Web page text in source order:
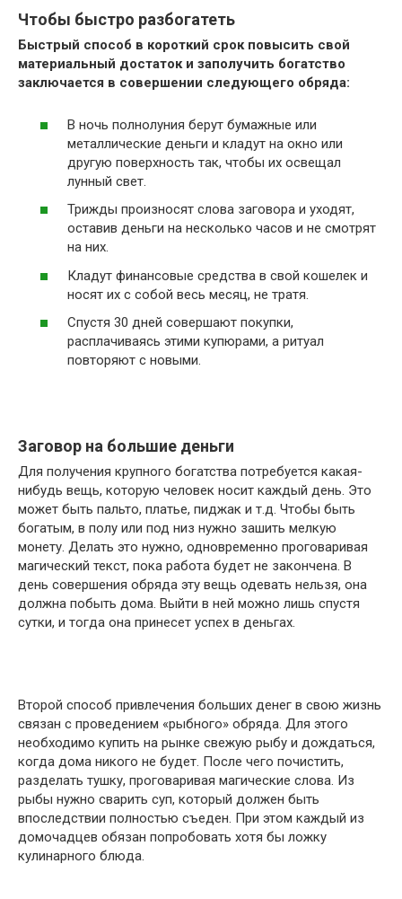
Чтобы быстро разбогатеть
Быстрый способ в короткий срок повысить свой
материальный достаток и заполучить богатство
заключается в совершении следующего обряда:
В ночь полнолуния берут бумажные или
металлические деньги и кладут на окно или
другую поверхность так, чтобы их освещал
лунный свет.
Трижды произносят слова заговора и уходят,
оставив деньги на несколько часов и не смотрят
на них.
Кладут финансовые средства в свой кошелек и
носят их с собой весь месяц, не тратя.
Спустя 30 дней совершают покупки,
расплачиваясь этими купюрами, а ритуал
повторяют с новыми.
Заговор на большие деньги
Для получения крупного богатства потребуется какая-
нибудь вещь, которую человек носит каждый день. Это
может быть пальто, платье, пиджак и т.д. Чтобы быть
богатым, в полу или под низ нужно зашить мелкую
монету. Делать это нужно, одновременно проговаривая
магический текст, пока работа будет не закончена. В
день совершения обряда эту вещь одевать нельзя, она
должна побыть дома. Выйти в ней можно лишь спустя
сутки, и тогда она принесет успех в деньгах.
Второй способ привлечения больших денег в свою жизнь
связан с проведением «рыбного» обряда. Для этого
необходимо купить на рынке свежую рыбу и дождаться,
когда дома никого не будет. После чего почистить,
разделать тушку, проговаривая магические слова. Из
рыбы нужно сварить суп, который должен быть
впоследствии полностью съеден. При этом каждый из
домочадцев обязан попробовать хотя бы ложку
кулинарного блюда.